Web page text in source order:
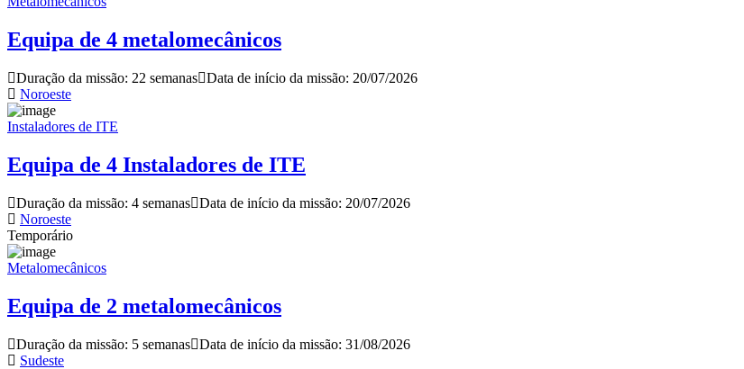
Equipa de 4 metalomecânicos
Duração da missão: 22 semanas Data de início da missão: 20/07/2026
Noroeste
Instaladores de ITE
Equipa de 4 Instaladores de ITE
Duração da missão: 4 semanas Data de início da missão: 20/07/2026
Noroeste
Temporário
Metalomecânicos
Equipa de 2 metalomecânicos
Duração da missão: 5 semanas Data de início da missão: 31/08/2026
Sudeste